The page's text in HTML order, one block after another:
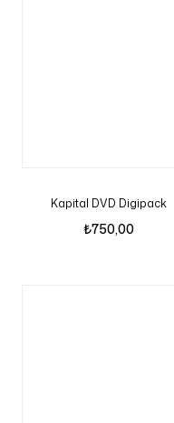
Kapital DVD Digipack
₺750,00